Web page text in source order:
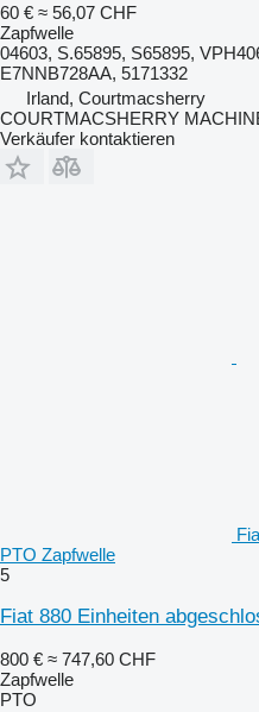
60 € ≈ 56,07 CHF
Zapfwelle
04603, S.65895, S65895,
E7NNB728AA, 5171332
Irland, Courtmacsherry
COURTMACSHERRY
Verkäufer kontaktieren
PTO Zapfwelle
5
Fiat 880 Einheiten
800 € ≈ 747,60 CHF
Zapfwelle
PTO